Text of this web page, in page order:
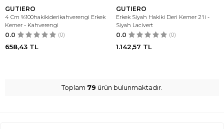
GUTIERO
4 Cm %100hakikiderikahverengi Erkek
Kemer - Kahverengi
0.0 (0)
658,43 TL
GUTIERO
Erkek Siyah Hakiki Deri Kemer 2'li -
Siyah Lacivert
0.0 (0)
1.142,57 TL
Toplam 79 ürün bulunmaktadır.